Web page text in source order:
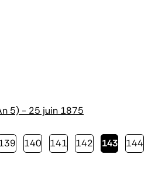
5) - 25 juin 1875
Page
140 Page
141 Page
142
Page
143 Page
144